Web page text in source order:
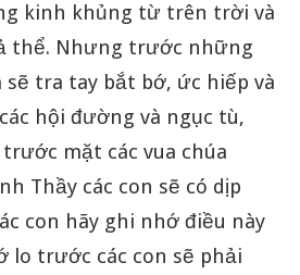
kinh khủng từ trên trời và
thể. Nhưng trước những
tra tay bắt bớ, ức hiếp và
hội đường và ngục tù,
mặt các vua chúa
Thầy các con sẽ có dịp
con hãy ghi nhớ điều này
lo trước các con sẽ phải